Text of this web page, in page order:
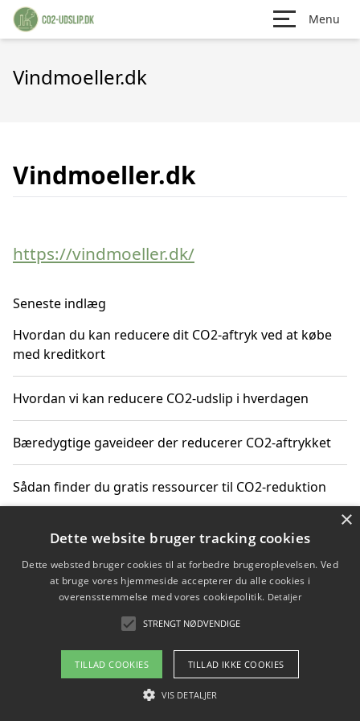
Menu
Vindmoeller.dk
Vindmoeller.dk
https://vindmoeller.dk/
Seneste indlæg
Hvordan du kan reducere dit CO2-aftryk ved at købe
med kreditkort
Hvordan vi kan reducere CO2-udslip i hverdagen
Bæredygtige gaveideer der reducerer CO2-aftrykket
Sådan finder du gratis ressourcer til CO2-reduktion
Hvordan gadgets til hjemmet kan reducere CO2-udslip
Copyright 2026 - Pilanto Aps
Om / kontakt
Blog Betingelser
×
Dette website bruger tracking cookies
Dette websted bruger cookies til at forbedre brugeroplevelsen. Ved
at bruge vores hjemmeside accepterer du alle cookies i
overensstemmelse med vores cookiepolitik. Detaljer
STRENGT NØDVENDIGE
TILLAD COOKIES TILLAD IKKE COOKIES
VIS DETALJER